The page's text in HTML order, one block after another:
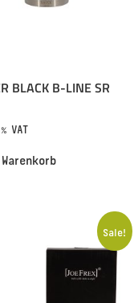
BLACK B-LINE SR
VAT
Sale!